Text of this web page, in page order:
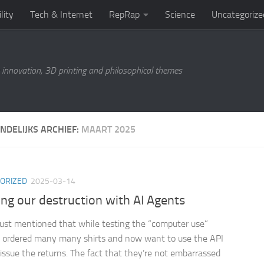
Tech & Internet RepRap Science
innovation, 3D printing and philosophical themes
ARCHIEF: MAART 2025
2025-03-14
our destruction with AI Agents
mentioned that while testing the “computer use”
many many shirts and now want to use the API
the returns. The fact that they’re not embarrassed